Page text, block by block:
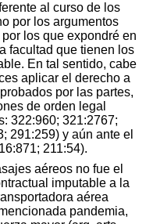
al curso de los
por los argumentos
los que expondré en
facultad que tienen los
En tal sentido, cabe
aplicar el derecho a
por las partes,
de orden legal
322:960; 321:2767;
291:259) y aún ante el
211:54).
aéreos no fue el
imputable a la
aérea
pandemia,